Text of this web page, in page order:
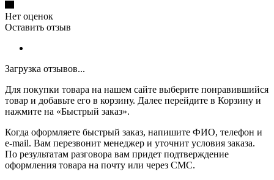
Нет оценок
Оставить отзыв
Загрузка отзывов...
Для покупки товара на нашем сайте выберите понравившийся
товар и добавьте его в корзину. Далее перейдите в Корзину и
нажмите на «Быстрый заказ».
Когда оформляете быстрый заказ, напишите ФИО, телефон и
e-mail. Вам перезвонит менеджер и уточнит условия заказа.
По результатам разговора вам придет подтверждение
оформления товара на почту или через СМС.